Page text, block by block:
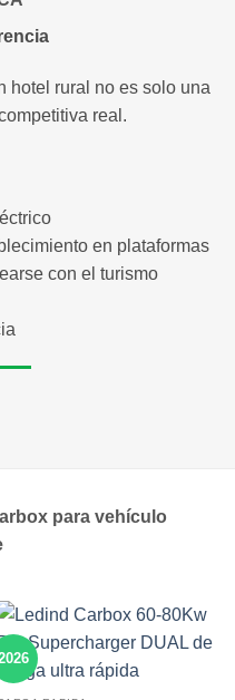
hotel rural no es solo una
real.
en plataformas
con el turismo
para vehículo